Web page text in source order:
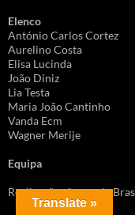
Elenco
António Carlos Cortez
Aurelino Costa
Elisa Lucinda
João Diniz
Lia Testa
Maria João Cantinho
Vanda Ecm
Wagner Merije
Equipa
Realização: Aquarela
Translate »